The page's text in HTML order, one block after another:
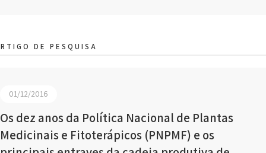
DE PESQUISA
01/12/2016
Os dez anos da Política Nacional de Plantas
Medicinais e Fitoterápicos (PNPMF) e os